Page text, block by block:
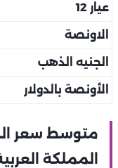
عيار 12
الاونصة
الجنيه الذهب
الأونصة بالدولار
متوسط سعر
المملكة